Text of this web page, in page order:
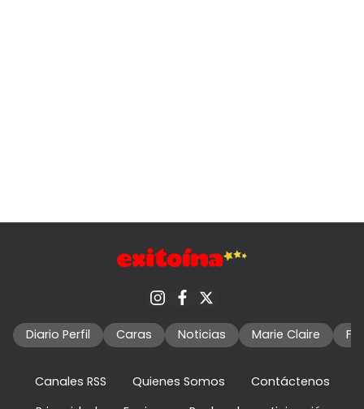
Diario Perfil Caras Noticias Marie Claire
Canales RSS Quienes Somos
Contáctenos